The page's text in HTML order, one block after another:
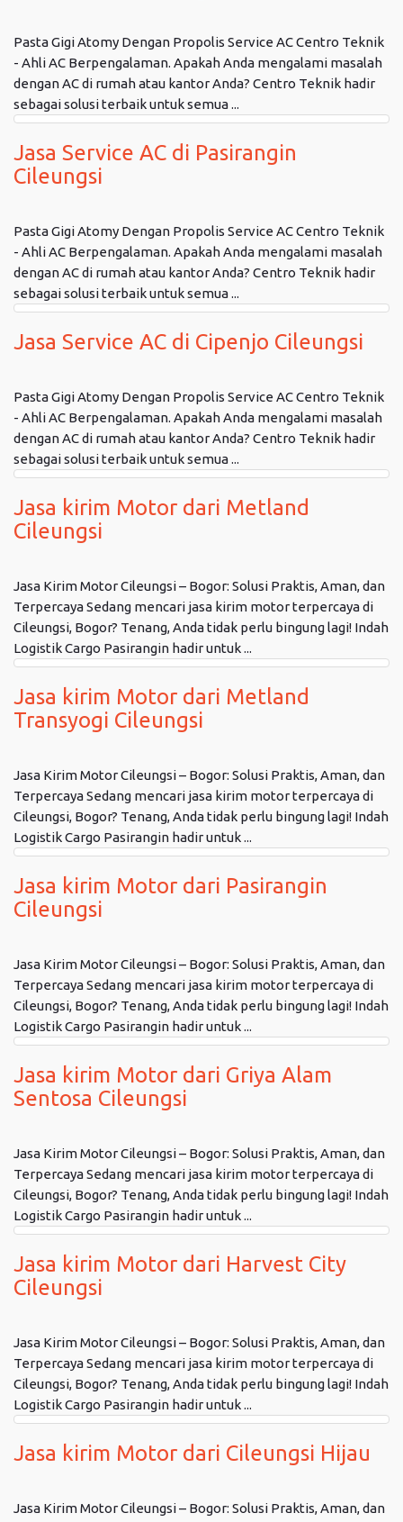
Pasta Gigi Atomy Dengan Propolis Service AC Centro Teknik
- Ahli AC Berpengalaman. Apakah Anda mengalami masalah
dengan AC di rumah atau kantor Anda? Centro Teknik hadir
sebagai solusi terbaik untuk semua ...
Jasa Service AC di Pasirangin
Cileungsi
Pasta Gigi Atomy Dengan Propolis Service AC Centro Teknik
- Ahli AC Berpengalaman. Apakah Anda mengalami masalah
dengan AC di rumah atau kantor Anda? Centro Teknik hadir
sebagai solusi terbaik untuk semua ...
Jasa Service AC di Cipenjo Cileungsi
Pasta Gigi Atomy Dengan Propolis Service AC Centro Teknik
- Ahli AC Berpengalaman. Apakah Anda mengalami masalah
dengan AC di rumah atau kantor Anda? Centro Teknik hadir
sebagai solusi terbaik untuk semua ...
Jasa kirim Motor dari Metland
Cileungsi
Jasa Kirim Motor Cileungsi – Bogor: Solusi Praktis, Aman, dan
Terpercaya Sedang mencari jasa kirim motor terpercaya di
Cileungsi, Bogor? Tenang, Anda tidak perlu bingung lagi! Indah
Logistik Cargo Pasirangin hadir untuk ...
Jasa kirim Motor dari Metland
Transyogi Cileungsi
Jasa Kirim Motor Cileungsi – Bogor: Solusi Praktis, Aman, dan
Terpercaya Sedang mencari jasa kirim motor terpercaya di
Cileungsi, Bogor? Tenang, Anda tidak perlu bingung lagi! Indah
Logistik Cargo Pasirangin hadir untuk ...
Jasa kirim Motor dari Pasirangin
Cileungsi
Jasa Kirim Motor Cileungsi – Bogor: Solusi Praktis, Aman, dan
Terpercaya Sedang mencari jasa kirim motor terpercaya di
Cileungsi, Bogor? Tenang, Anda tidak perlu bingung lagi! Indah
Logistik Cargo Pasirangin hadir untuk ...
Jasa kirim Motor dari Griya Alam
Sentosa Cileungsi
Jasa Kirim Motor Cileungsi – Bogor: Solusi Praktis, Aman, dan
Terpercaya Sedang mencari jasa kirim motor terpercaya di
Cileungsi, Bogor? Tenang, Anda tidak perlu bingung lagi! Indah
Logistik Cargo Pasirangin hadir untuk ...
Jasa kirim Motor dari Harvest City
Cileungsi
Jasa Kirim Motor Cileungsi – Bogor: Solusi Praktis, Aman, dan
Terpercaya Sedang mencari jasa kirim motor terpercaya di
Cileungsi, Bogor? Tenang, Anda tidak perlu bingung lagi! Indah
Logistik Cargo Pasirangin hadir untuk ...
Jasa kirim Motor dari Cileungsi Hijau
Jasa Kirim Motor Cileungsi – Bogor: Solusi Praktis, Aman, dan